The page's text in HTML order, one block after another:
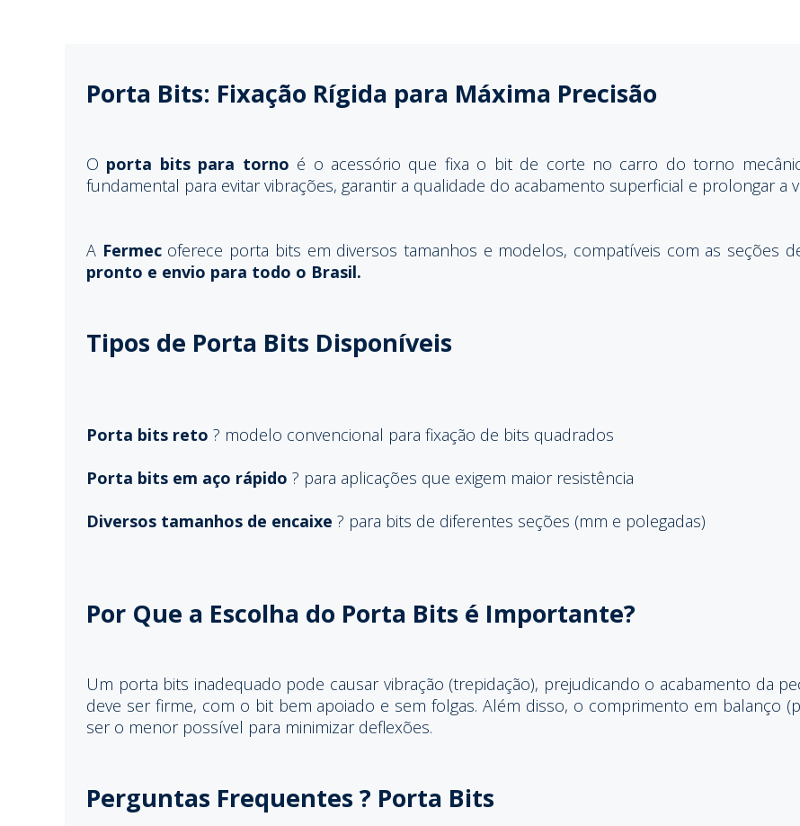
Porta Bits: Fixação Rígida para Máxima Precisão
O porta bits para torno é o acessório que fixa o bit de corte no carro do torno
fundamental para evitar vibrações, garantir a qualidade do acabamento superficial e prolongar a
A Fermecoferece porta bits em diversos tamanhos e modelos, compatíveis com as seções
pronto e envio para todo o Brasil.
Tipos de Porta Bits Disponíveis
Porta bits reto ? modelo convencional para fixação de bits quadrados
Porta bits em aço rápido ? para aplicações que exigem maior resistência
Diversos tamanhos de encaixe ? para bits de diferentes seções (mm e polegadas)
Por Que a Escolha do Porta Bits é Importante?
Um porta bits inadequado pode causar vibração (trepidação), prejudicando o acabamento da
deve ser firme, com o bit bem apoiado e sem folgas. Além disso, o comprimento em balanço
ser o menor possível para minimizar deflexões.
Perguntas Frequentes ? Porta Bits